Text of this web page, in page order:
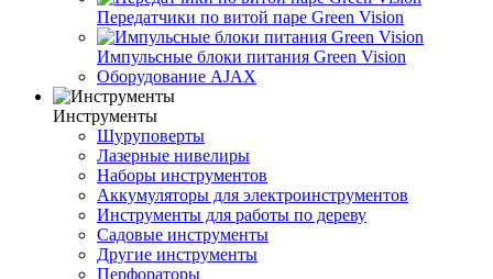
Передатчики по витой паре Green Vision
Импульсные блоки питания Green Vision
Оборудование AJAX
Инструменты
Шуруповерты
Лазерные нивелиры
Наборы инструментов
Аккумуляторы для электроинструментов
Инструменты для работы по дереву
Садовые инструменты
Другие инструменты
Перфораторы